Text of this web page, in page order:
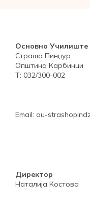
Основно Училиште
Страшо Пинџур
Општина Карбинци
Т: 032/300-002
Email: ou-
Директор
Наталија Костова